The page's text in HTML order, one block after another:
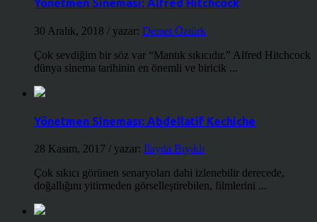
Yönetmen Sineması: Alfred Hitchcock
30 Aralık, 2018 / yazar: Demet Öztürk
Çok sevdiğim bir söz var “Mantık sıkıcıdır.” Alfred Hitchcock
dünya sinema tarihinin en önemli ve biricik ...
Yönetmen Sineması: Abdellatif Kechiche
28 Kasım, 2017 / yazar: İlayda Bıyıklı
Çok sıkıcı görünen senaryoları dahi izlenebilir derecede,
doğallığını yitirmeden görselleştirebilen, filmlerini ...